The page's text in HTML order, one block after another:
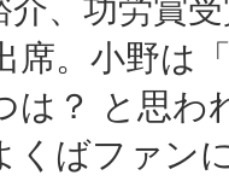
介、功労賞
席。小野は
は？ と思わ
ばファン